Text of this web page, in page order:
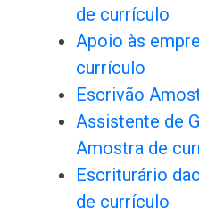
de currículo
Apoio às
currículo
Escrivão
Assistente de
Amostra de
Escriturário
de currículo